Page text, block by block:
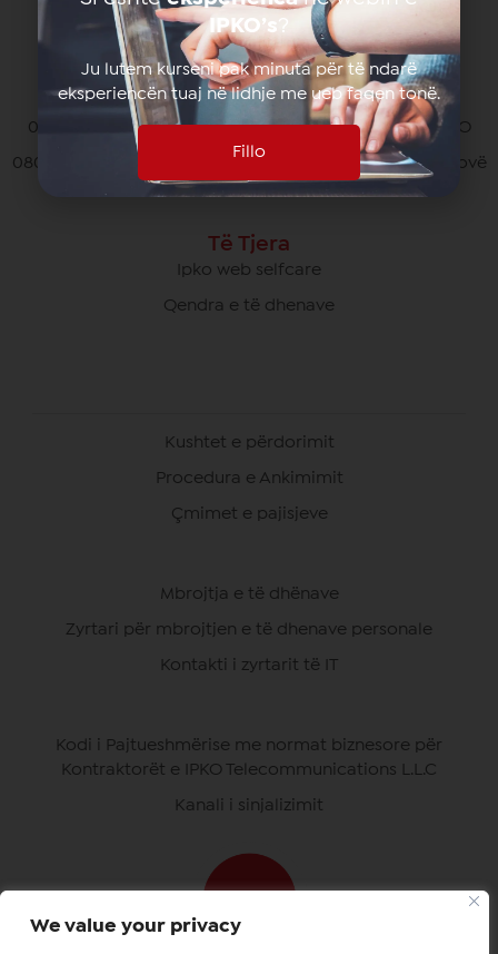
We value your privacy
*770# për thirrjet nga roaming
Kujdesi Ndaj Klientëve të Biznesit
049/700 900 pa pagesë për thirrjet brenda rrjetit IPKO
080070000 pa pagesë nga të gjithë operatorët në Kosovë
Të Tjera
Ipko web selfcare
Qendra e të dhenave
Kushtet e përdorimit
Procedura e Ankimimit
Çmimet e pajisjeve
Mbrojtja e të dhënave
Zyrtari për mbrojtjen e të dhenave personale
Kontakti i zyrtarit të IT
Kodi i Pajtueshmërise me normat biznesore për
Kontraktorët e IPKO Telecommunications L.L.C
Kanali i sinjalizimit
IPKO’s?
Ju lutem kurseni pak minuta për të ndarë
eksperiencën tuaj në lidhje me ueb faqen tonë.
Fillo